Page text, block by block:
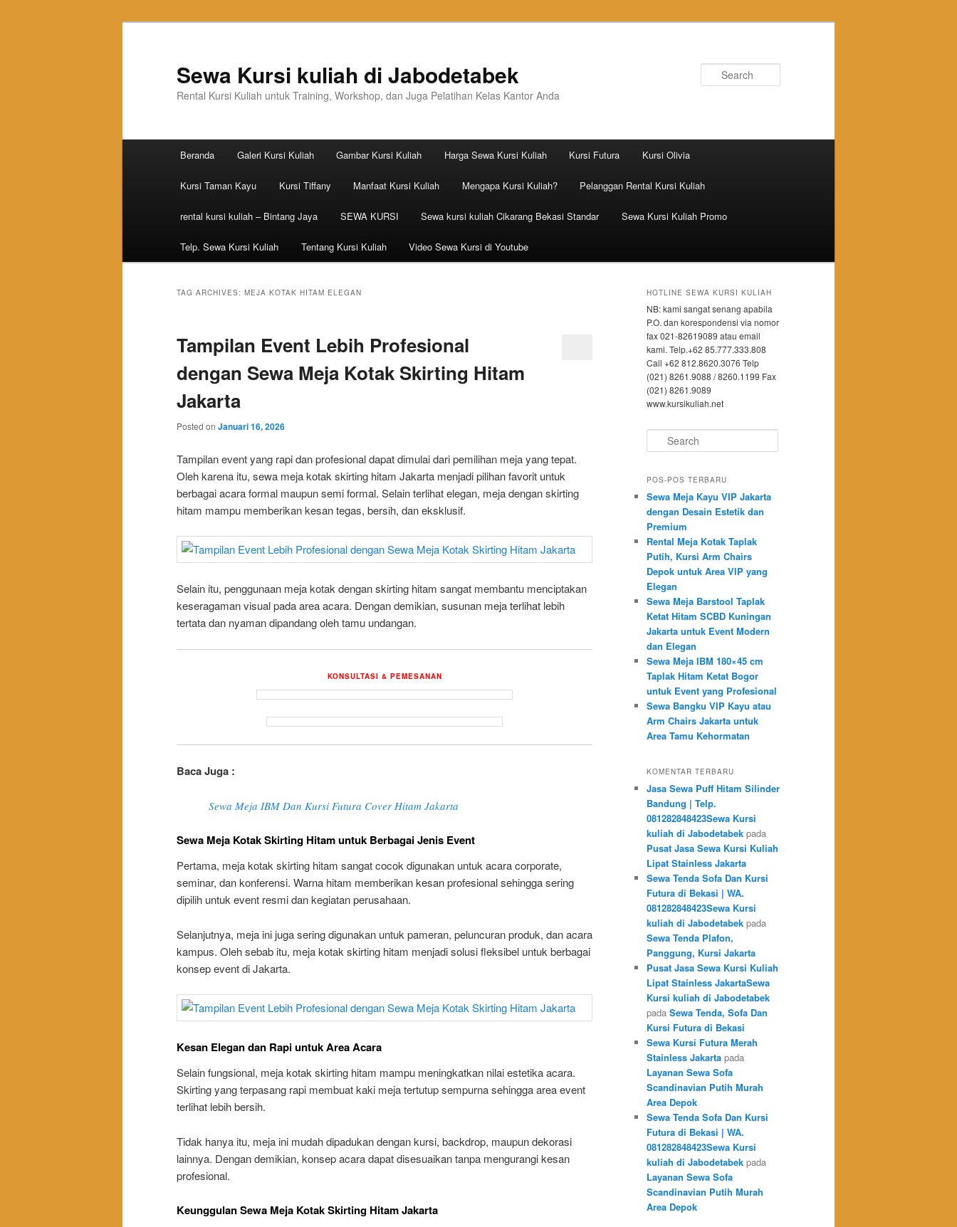
Sewa Kursi kuliah di Jabodetabek
Rental Kursi Kuliah untuk Training, Workshop, dan Juga Pelatihan Kelas Kantor Anda
Skip to primary content
Skip to secondary content
Beranda Galeri Kursi Kuliah Gambar Kursi Kuliah Harga Sewa Kursi Kuliah Kursi Futura Kursi Olivia
Kursi Taman Kayu Kursi Tiffany Manfaat Kursi Kuliah Mengapa Kursi Kuliah? Pelanggan Rental Kursi Kuliah
rental kursi kuliah – Bintang Jaya SEWA KURSI Sewa kursi kuliah Cikarang Bekasi Standar Sewa Kursi Kuliah Promo
Telp. Sewa Kursi Kuliah Tentang Kursi Kuliah Video Sewa Kursi di Youtube
TAG ARCHIVES: MEJA KOTAK HITAM ELEGAN
Tampilan Event Lebih Profesional
dengan Sewa Meja Kotak Skirting Hitam
Jakarta
Posted on Januari 16, 2026
Tampilan event yang rapi dan profesional dapat dimulai dari pemilihan meja yang tepat.
Oleh karena itu, sewa meja kotak skirting hitam Jakarta menjadi pilihan favorit untuk
berbagai acara formal maupun semi formal. Selain terlihat elegan, meja dengan skirting
hitam mampu memberikan kesan tegas, bersih, dan eksklusif.
Selain itu, penggunaan meja kotak dengan skirting hitam sangat membantu menciptakan
keseragaman visual pada area acara. Dengan demikian, susunan meja terlihat lebih
tertata dan nyaman dipandang oleh tamu undangan.
KONSULTASI & PEMESANAN
Baca Juga :
Sewa Meja IBM Dan Kursi Futura Cover Hitam Jakarta
Sewa Meja Kotak Skirting Hitam untuk Berbagai Jenis Event
Pertama, meja kotak skirting hitam sangat cocok digunakan untuk acara corporate,
seminar, dan konferensi. Warna hitam memberikan kesan profesional sehingga sering
dipilih untuk event resmi dan kegiatan perusahaan.
Selanjutnya, meja ini juga sering digunakan untuk pameran, peluncuran produk, dan acara
kampus. Oleh sebab itu, meja kotak skirting hitam menjadi solusi fleksibel untuk berbagai
konsep event di Jakarta.
Kesan Elegan dan Rapi untuk Area Acara
Selain fungsional, meja kotak skirting hitam mampu meningkatkan nilai estetika acara.
Skirting yang terpasang rapi membuat kaki meja tertutup sempurna sehingga area event
terlihat lebih bersih.
Tidak hanya itu, meja ini mudah dipadukan dengan kursi, backdrop, maupun dekorasi
lainnya. Dengan demikian, konsep acara dapat disesuaikan tanpa mengurangi kesan
profesional.
Keunggulan Sewa Meja Kotak Skirting Hitam Jakarta
HOTLINE SEWA KURSI KULIAH
NB: kami sangat senang apabila
P.O. dan korespondensi via nomor
fax 021-82619089 atau email
kami. Telp.+62 85.777.333.808
Call +62 812.8620.3076 Telp
(021) 8261.9088 / 8260.1199 Fax
(021) 8261.9089
www.kursikuliah.net
Search
POS-POS TERBARU
Sewa Meja Kayu VIP Jakarta
dengan Desain Estetik dan
Premium
Rental Meja Kotak Taplak
Putih, Kursi Arm Chairs
Depok untuk Area VIP yang
Elegan
Sewa Meja Barstool Taplak
Ketat Hitam SCBD Kuningan
Jakarta untuk Event Modern
dan Elegan
Sewa Meja IBM 180×45 cm
Taplak Hitam Ketat Bogor
untuk Event yang Profesional
Sewa Bangku VIP Kayu atau
Arm Chairs Jakarta untuk
Area Tamu Kehormatan
KOMENTAR TERBARU
Jasa Sewa Puff Hitam Silinder
Bandung | Telp.
081282848423Sewa Kursi
kuliah di Jabodetabek pada
Pusat Jasa Sewa Kursi Kuliah
Lipat Stainless Jakarta
Sewa Tenda Sofa Dan Kursi
Futura di Bekasi | WA.
081282848423Sewa Kursi
kuliah di Jabodetabek pada
Sewa Tenda Plafon,
Panggung, Kursi Jakarta
Pusat Jasa Sewa Kursi Kuliah
Lipat Stainless JakartaSewa
Kursi kuliah di Jabodetabek
pada Sewa Tenda, Sofa Dan
Kursi Futura di Bekasi
Sewa Kursi Futura Merah
Stainless Jakarta pada
Layanan Sewa Sofa
Scandinavian Putih Murah
Area Depok
Sewa Tenda Sofa Dan Kursi
Futura di Bekasi | WA.
081282848423Sewa Kursi
kuliah di Jabodetabek pada
Layanan Sewa Sofa
Scandinavian Putih Murah
Area Depok